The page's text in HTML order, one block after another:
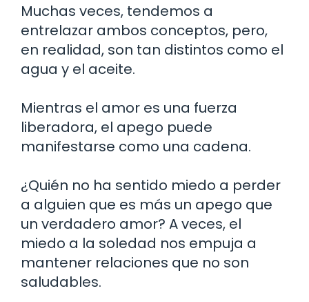
Muchas veces, tendemos a
entrelazar ambos conceptos, pero,
en realidad, son tan distintos como el
agua y el aceite.
Mientras el amor es una fuerza
liberadora, el apego puede
manifestarse como una cadena.
¿Quién no ha sentido miedo a perder
a alguien que es más un apego que
un verdadero amor? A veces, el
miedo a la soledad nos empuja a
mantener relaciones que no son
saludables.